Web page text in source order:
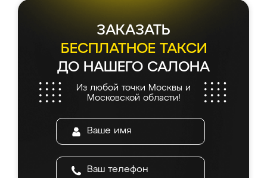
ЗАКАЗАТЬ
БЕСПЛАТНОЕ ТАКСИ
ДО НАШЕГО САЛОНА
Из любой точки Москвы и
Московской области!